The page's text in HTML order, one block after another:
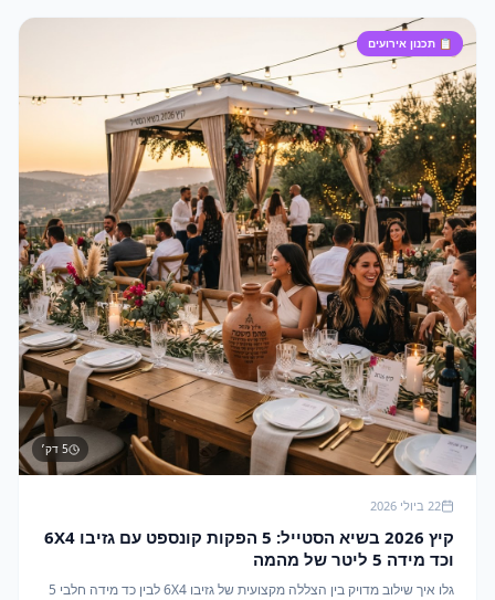
📋 תכנון אירועים
5 דק׳
22 ביולי 2026
קיץ 2026 בשיא הסטייל: 5 הפקות קונספט עם גזיבו 6X4
וכד מידה 5 ליטר של מהמה
גלו איך שילוב מדויק בין הצללה מקצועית של גזיבו 6X4 לבין כד מידה חלבי 5